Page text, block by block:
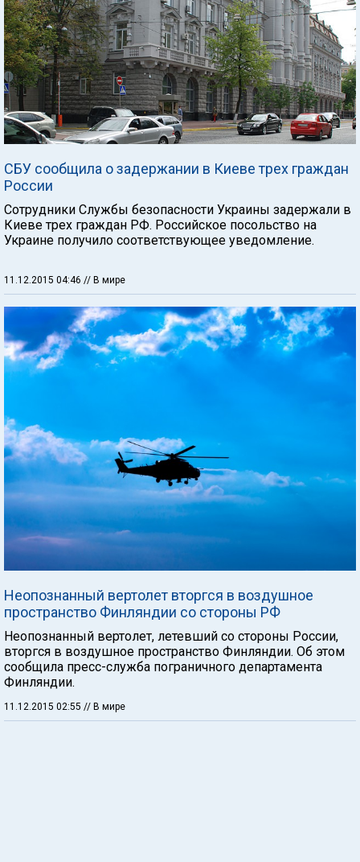
СБУ сообщила о задержании в Киеве трех граждан
России
Сотрудники Службы безопасности Украины задержали в
Киеве трех граждан РФ. Российское посольство на
Украине получило соответствующее уведомление.
11.12.2015 04:46 // В мире
Неопознанный вертолет вторгся в воздушное
пространство Финляндии со стороны РФ
Неопознанный вертолет, летевший со стороны России,
вторгся в воздушное пространство Финляндии. Об этом
сообщила пресс-служба пограничного департамента
Финляндии.
11.12.2015 02:55 // В мире